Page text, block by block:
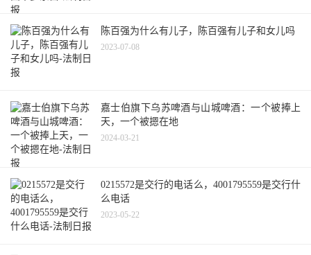
陈百强为什么有儿子，陈百强有儿子和女儿吗
2023-07-08
嘉士伯旗下乌苏啤酒与山城啤酒：一个被捧上
天，一个被摁在地
2024-03-21
0215572是交行的电话么，4001795559是交行什
么电话
2023-05-22